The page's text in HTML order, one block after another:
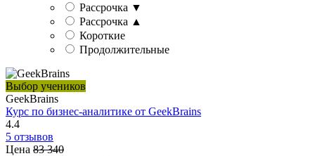
Рассрочка ▼
Рассрочка ▲
Короткие
Продолжительные
Выбор учеников
GeekBrains
Курс по бизнес-аналитике от GeekBrains
4.4
5 отзывов
Цена 83 340